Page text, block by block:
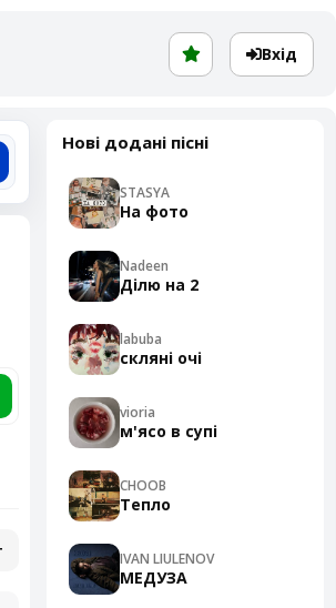
Вхід
Нові додані пісні
STASYA
На фото
Nadeen
Ділю на 2
labuba
скляні очі
vioria
м'ясо в супі
CHOOB
Тепло
IVAN LIULENOV
МЕДУЗА